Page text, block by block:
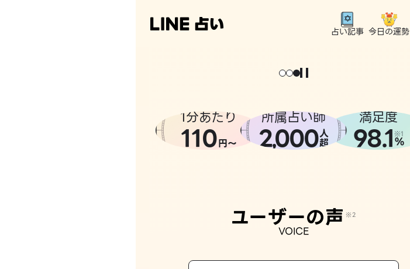
占い記事 今日の運勢
。
1分あたり
110円〜
所属占い師
2,000人
超
満足度
98.1 ※1
%
ユーザーの声 ※2
VOICE